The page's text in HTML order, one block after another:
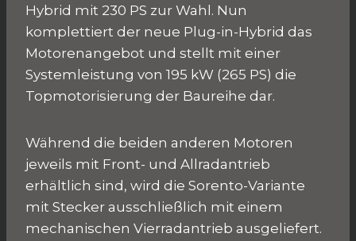
Hybrid mit 230 PS zur Wahl. Nun
komplettiert der neue Plug-in-Hybrid das
Motorenangebot und stellt mit einer
Systemleistung von 195 kW (265 PS) die
Topmotorisierung der Baureihe dar.
Während die beiden anderen Motoren
jeweils mit Front- und Allradantrieb
erhältlich sind, wird die Sorento-Variante
mit Stecker ausschließlich mit einem
mechanischen Vierradantrieb ausgeliefert.